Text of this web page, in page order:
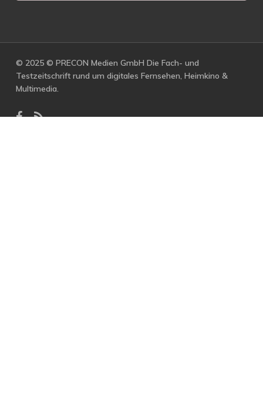
© 2025 © PRECON Medien GmbH Die Fach- und
Testzeitschrift rund um digitales Fernsehen, Heimkino &
Multimedia.
facebook
RSS